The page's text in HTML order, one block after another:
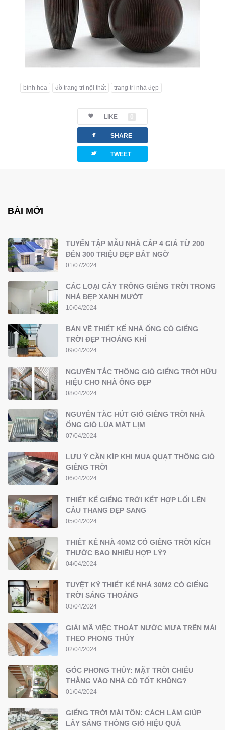
bình hoa đồ trang trí nội thất trang trí nhà đẹp
LIKE 0
facebook SHARE
twitterbird TWEET
BÀI MỚI
TUYỂN TẬP MẪU NHÀ CẤP 4 GIÁ TỪ 200
ĐẾN 300 TRIỆU ĐẸP BẤT NGỜ
01/07/2024
CÁC LOẠI CÂY TRỒNG GIẾNG TRỜI TRONG
NHÀ ĐẸP XANH MƯỚT
10/04/2024
BẢN VẼ THIẾT KẾ NHÀ ỐNG CÓ GIẾNG
TRỜI ĐẸP THOÁNG KHÍ
09/04/2024
NGUYÊN TẮC THÔNG GIÓ GIẾNG TRỜI HỮU
HIỆU CHO NHÀ ỐNG ĐẸP
08/04/2024
NGUYÊN TẮC HÚT GIÓ GIẾNG TRỜI NHÀ
ỐNG GIÓ LÙA MÁT LỊM
07/04/2024
LƯU Ý CẦN KÍP KHI MUA QUẠT THÔNG GIÓ
GIẾNG TRỜI
06/04/2024
THIẾT KẾ GIẾNG TRỜI KẾT HỢP LỐI LÊN
CẦU THANG ĐẸP SANG
05/04/2024
THIẾT KẾ NHÀ 40M2 CÓ GIẾNG TRỜI KÍCH
THƯỚC BAO NHIÊU HỢP LÝ?
04/04/2024
TUYỆT KỸ THIẾT KẾ NHÀ 30M2 CÓ GIẾNG
TRỜI SÁNG THOÁNG
03/04/2024
GIẢI MÃ VIỆC THOÁT NƯỚC MƯA TRÊN MÁI
THEO PHONG THỦY
02/04/2024
GÓC PHONG THỦY: MẶT TRỜI CHIẾU
THẲNG VÀO NHÀ CÓ TỐT KHÔNG?
01/04/2024
GIẾNG TRỜI MÁI TÔN: CÁCH LÀM GIÚP
LẤY SÁNG THÔNG GIÓ HIỆU QUẢ